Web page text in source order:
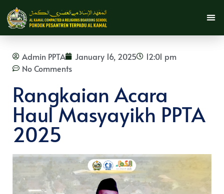
Admin PPTA January 16, 2025
12:01 pm
No Comments
Rangkaian Acara
Haul Masyayikh PPTA
2025